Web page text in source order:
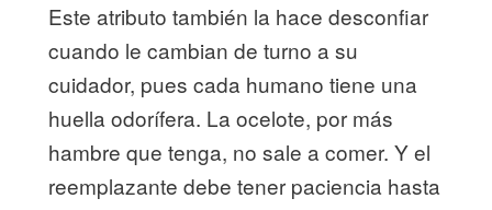
Este atributo también la hace desconfiar
cuando le cambian de turno a su
cuidador, pues cada humano tiene una
huella odorífera. La ocelote, por más
hambre que tenga, no sale a comer. Y el
reemplazante debe tener paciencia hasta